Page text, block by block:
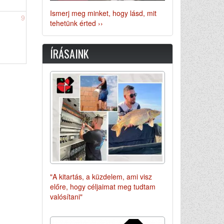
9
Ismerj meg minket, hogy lásd, mit
tehetünk érted ››
ÍRÁSAINK
"A kitartás, a küzdelem, ami visz
előre, hogy céljaimat meg tudtam
valósítani"